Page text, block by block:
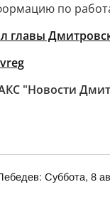
по
главы
"Новости
Суббота, 8